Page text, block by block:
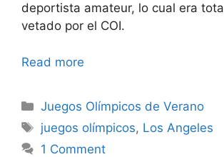
deportista amateur, lo cual era
vetado por el COI.
Read more
Categories
Juegos Olímpicos de Verano
Tags
juegos olímpicos, Los Angeles
1 Comment